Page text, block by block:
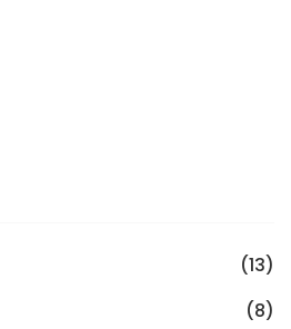
(13)
(8)